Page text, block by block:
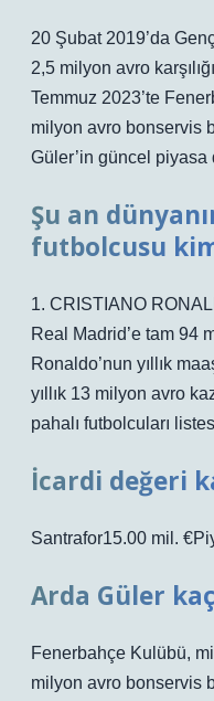
20 Şubat 2019’da
2,5 milyon avro
Temmuz 2023’te
milyon avro bonservis
Güler’in güncel
Şu an
futbolcusu
1. CRISTIANO
Real Madrid’e tam 94
Ronaldo’nun yıllık
yıllık 13 milyon avro
pahalı futbolcuları
İcardi değeri
Santrafor15.00 mil.
Arda Güler
Fenerbahçe Kulübü,
milyon avro bonservis